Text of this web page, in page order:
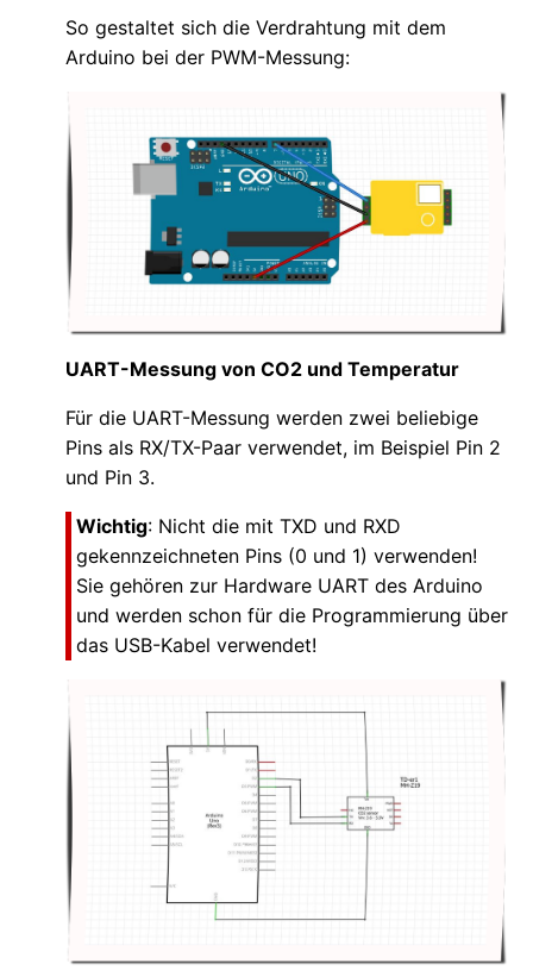
So gestaltet sich die Verdrahtung mit dem
Arduino bei der PWM-Messung:
UART-Messung von CO2 und Temperatur
Für die UART-Messung werden zwei beliebige
Pins als RX/TX-Paar verwendet, im Beispiel Pin 2
und Pin 3.
Wichtig: Nicht die mit TXD und RXD
gekennzeichneten Pins (0 und 1) verwenden!
Sie gehören zur Hardware UART des Arduino
und werden schon für die Programmierung über
das USB-Kabel verwendet!